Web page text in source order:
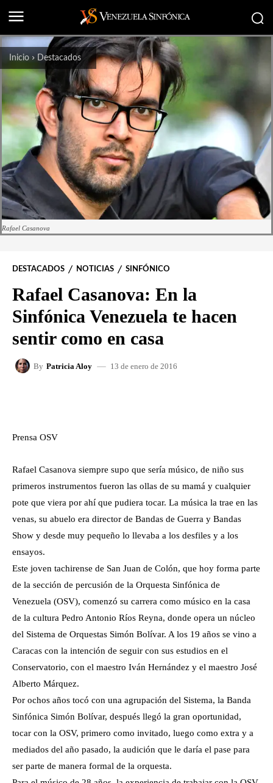
Inicio Destacados
Rafael Casanova
DESTACADOS NOTICIAS SINFÓNICO
Rafael Casanova: En la
Sinfónica Venezuela te hacen
sentir como en casa
By Patricia Aloy 13 de enero de 2016
Prensa OSV
Rafael Casanova siempre supo que sería músico, de niño sus
primeros instrumentos fueron las ollas de su mamá y cualquier
pote que viera por ahí que pudiera tocar. La música la trae en las
venas, su abuelo era director de Bandas de Guerra y Bandas
Show y desde muy pequeño lo llevaba a los desfiles y a los
ensayos.
Este joven tachirense de San Juan de Colón, que hoy forma parte
de la sección de percusión de la Orquesta Sinfónica de
Venezuela (OSV), comenzó su carrera como músico en la casa
de la cultura Pedro Antonio Ríos Reyna, donde opera un núcleo
del Sistema de Orquestas Simón Bolívar. A los 19 años se vino a
Caracas con la intención de seguir con sus estudios en el
Conservatorio, con el maestro Iván Hernández y el maestro José
Alberto Márquez.
Por ochos años tocó con una agrupación del Sistema, la Banda
Sinfónica Simón Bolívar, después llegó la gran oportunidad,
tocar con la OSV, primero como invitado, luego como extra y a
mediados del año pasado, la audición que le daría el pase para
ser parte de manera formal de la orquesta.